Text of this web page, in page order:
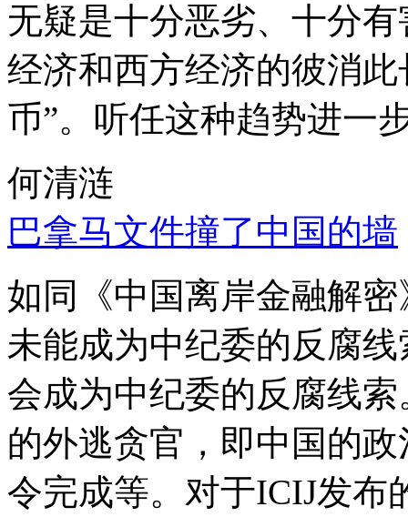
无疑是十分恶劣、十分
经济和西方经济的彼消
币”。听任这种趋势进一
何清涟
巴拿马文件撞了中国的墙
如同《中国离岸金融解
未能成为中纪委的反腐
会成为中纪委的反腐线
的外逃贪官，即中国的
令完成等。对于ICIJ发布